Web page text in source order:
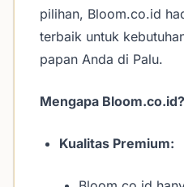
pilihan, Bloom.co.id
terbaik untuk
papan Anda di Palu.
Mengapa Bloom.co.id?
Kualitas Premium: